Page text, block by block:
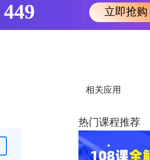
449 立即抢购
相关应用
热门课程推荐